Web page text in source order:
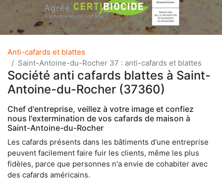
Anti-cafards et blattes
Saint-Antoine-du-Rocher 37 : anti-cafards et blattes
Société anti cafards blattes à Saint-
Antoine-du-Rocher (37360)
Chef d'entreprise, veillez à votre image et confiez
nous l'extermination de vos cafards de maison à
Saint-Antoine-du-Rocher
Les cafards présents dans les bâtiments d'une entreprise
peuvent facilement faire fuir les clients, même les plus
fidèles, parce que personnes n'a envie de cohabiter avec
des cafards américains.